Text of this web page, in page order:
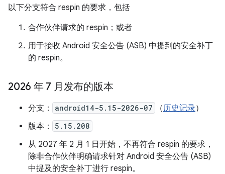
以下分支符合 respin 的要求，包括
合作伙伴请求的 respin；或者
用于接收 Android 安全公告 (ASB) 中提到的安全补丁
的 respin。
2026 年 7 月发布的版本
分支： android14-5.15-2026-07 （历史记录）
版本：
5.15.208
从 2027 年 2 月 1 日开始，不再符合 respin 的要求，
除非合作伙伴明确请求针对 Android 安全公告 (ASB)
中提及的安全补丁进行 respin。